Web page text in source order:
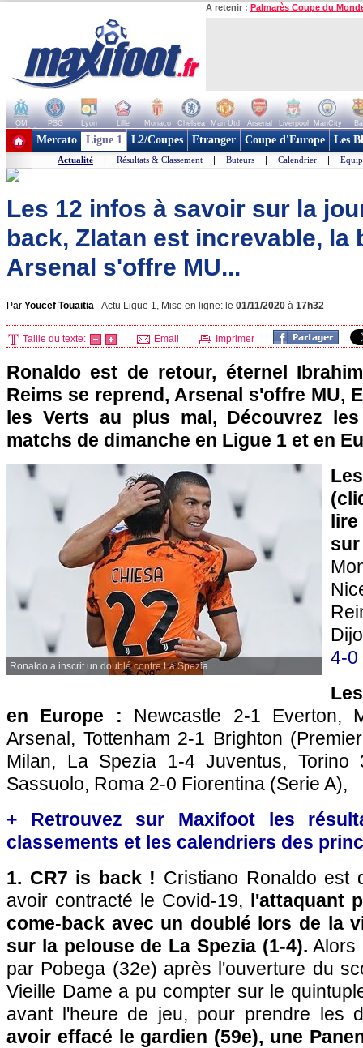
A retenir : Palmarès Coupe du
OM PSG Lyon Lille Monaco Chelsea Man Utd Arsenal Liverpool ManCity
+ de clubs
Mercato Ligue 1 L2/Coupes Etranger Coupe d'Europe Les
Actualité | Résultats & Classement | Buteurs | Calendrier |
Les 12 infos à savoir sur la
back, Zlatan est increvable, la
Arsenal s'offre MU...
Par Youcef Touaitia -Actu Ligue 1, Mise en ligne: le 01/11/2020 à 17h32
Taille du texte: Email Imprimer
Ronaldo est de retour, éternel
Reims se reprend, Arsenal s'offre MU,
les Verts au plus mal, Découvrez
matchs de dimanche en Ligue 1 et en
Ronaldo a inscrit un doublé contre La Spezia.
4-0
en Europe : Newcastle 2-1 Everton,
Arsenal, Tottenham 2-1 Brighton
Milan, La Spezia 1-4 Juventus,
Sassuolo, Roma 2-0 Fiorentina (Serie A),
+ Retrouvez sur Maxifoot les
classements et les calendriers des
1. CR7 is back ! Cristiano Ronaldo est
avoir contracté le Covid-19, l'attaquant
come-back avec un doublé lors de la
sur la pelouse de La Spezia (1-4). Alors
par Pobega (32e) après l'ouverture du
Vieille Dame a pu compter sur le
avant l'heure de jeu, pour prendre les
avoir effacé le gardien (59e), une